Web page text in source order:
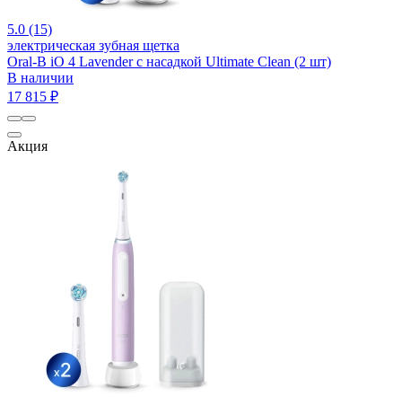
5.0 (15)
электрическая зубная щетка
Oral-B iO 4 Lavender с насадкой Ultimate Clean (2 шт)
В наличии
17 815 ₽
Акция